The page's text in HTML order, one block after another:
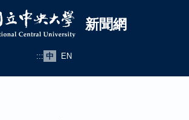
新聞網
新聞網
::: 中 EN